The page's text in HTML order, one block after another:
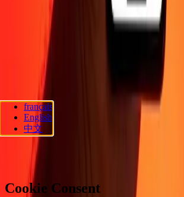
Politique de confidentialité
Avis sur les cookies
Promotion Prévention de la fraude
d'accessibilité
Suivez-nous
Ria Lithuania UAB. © 2026 Dandelion
réservés.
Préférences en matière de cookies
français
English
中文
Cookie Consent